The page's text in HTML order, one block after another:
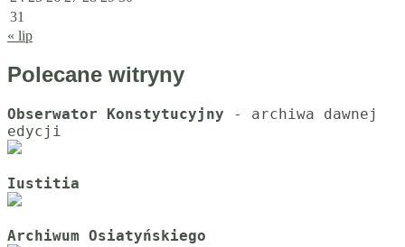
31
« lip
Polecane witryny
Obserwator Konstytucyjny - archiwa dawnej
Iustitia
Archiwum Osiatyńskiego